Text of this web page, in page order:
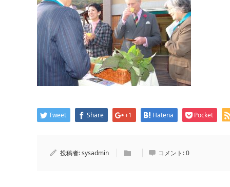
Tweet Share +1 Hatena Pocket
投稿者:sysadmin コメント:0